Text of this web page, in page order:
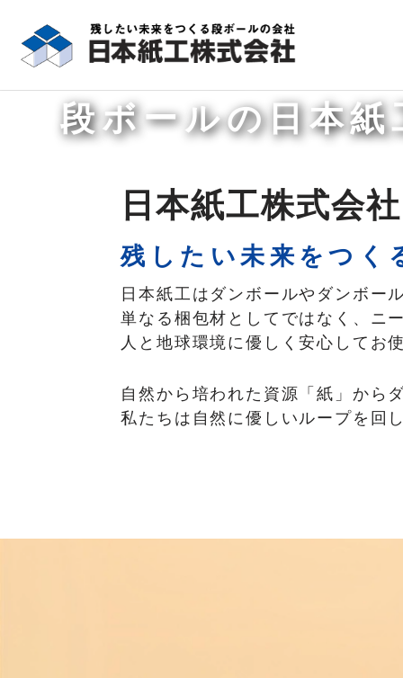
コ
ン
テ
1949年創業
段ボールの日本紙
日本紙工株式会
残したい未来をつ
日本紙工はダンボールやダンボー
単なる梱包材としてではなく、ニ
人と地球環境に優しく安心してお
自然から培われた資源「紙」から
私たちは自然に優しいループを回